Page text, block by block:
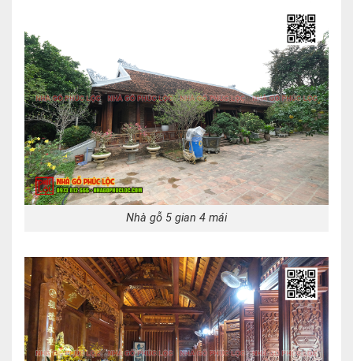
Nhà gỗ 5 gian 4 mái